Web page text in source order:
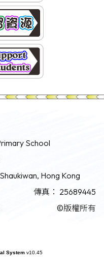
School
Hong Kong
傳真： 25689445
©版權所有
System v10.45